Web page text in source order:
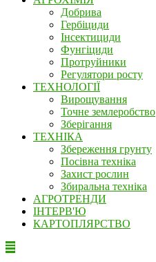
Добрива
Гербіциди
Інсектициди
Фунгіциди
Протруйники
Регулятори росту
ТЕХНОЛОГІЇ
Вирощування
Точне землеробство
Зберігання
ТЕХНІКА
Збереження грунту
Посівна техніка
Захист рослин
Збиральна техніка
АГРОТРЕНДИ
ІНТЕРВ'Ю
КАРТОПЛЯРСТВО